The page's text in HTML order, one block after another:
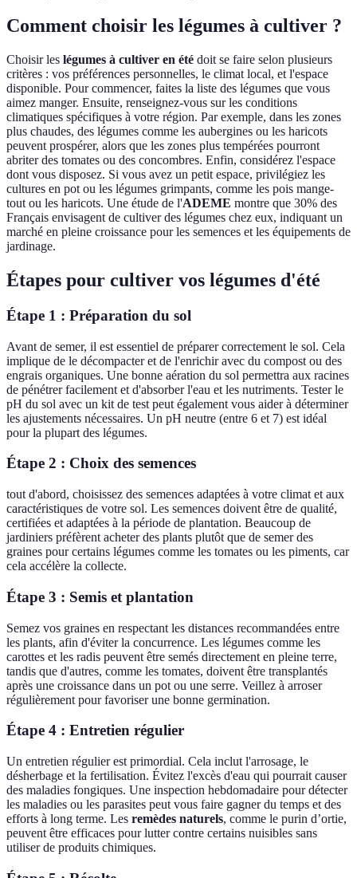
Comment choisir les légumes à cultiver ?
Choisir les légumes à cultiver en été doit se faire selon plusieurs
critères : vos préférences personnelles, le climat local, et l'espace
disponible. Pour commencer, faites la liste des légumes que vous
aimez manger. Ensuite, renseignez-vous sur les conditions
climatiques spécifiques à votre région. Par exemple, dans les zones
plus chaudes, des légumes comme les aubergines ou les haricots
peuvent prospérer, alors que les zones plus tempérées pourront
abriter des tomates ou des concombres. Enfin, considérez l'espace
dont vous disposez. Si vous avez un petit espace, privilégiez les
cultures en pot ou les légumes grimpants, comme les pois mange-
tout ou les haricots. Une étude de l'ADEME montre que 30% des
Français envisagent de cultiver des légumes chez eux, indiquant un
marché en pleine croissance pour les semences et les équipements de
jardinage.
Étapes pour cultiver vos légumes d'été
Étape 1 : Préparation du sol
Avant de semer, il est essentiel de préparer correctement le sol. Cela
implique de le décompacter et de l'enrichir avec du compost ou des
engrais organiques. Une bonne aération du sol permettra aux racines
de pénétrer facilement et d'absorber l'eau et les nutriments. Tester le
pH du sol avec un kit de test peut également vous aider à déterminer
les ajustements nécessaires. Un pH neutre (entre 6 et 7) est idéal
pour la plupart des légumes.
Étape 2 : Choix des semences
tout d'abord, choisissez des semences adaptées à votre climat et aux
caractéristiques de votre sol. Les semences doivent être de qualité,
certifiées et adaptées à la période de plantation. Beaucoup de
jardiniers préfèrent acheter des plants plutôt que de semer des
graines pour certains légumes comme les tomates ou les piments, car
cela accélère la collecte.
Étape 3 : Semis et plantation
Semez vos graines en respectant les distances recommandées entre
les plants, afin d'éviter la concurrence. Les légumes comme les
carottes et les radis peuvent être semés directement en pleine terre,
tandis que d'autres, comme les tomates, doivent être transplantés
après une croissance dans un pot ou une serre. Veillez à arroser
régulièrement pour favoriser une bonne germination.
Étape 4 : Entretien régulier
Un entretien régulier est primordial. Cela inclut l'arrosage, le
désherbage et la fertilisation. Évitez l'excès d'eau qui pourrait causer
des maladies fongiques. Une inspection hebdomadaire pour détecter
les maladies ou les parasites peut vous faire gagner du temps et des
efforts à long terme. Les remèdes naturels, comme le purin d’ortie,
peuvent être efficaces pour lutter contre certains nuisibles sans
utiliser de produits chimiques.